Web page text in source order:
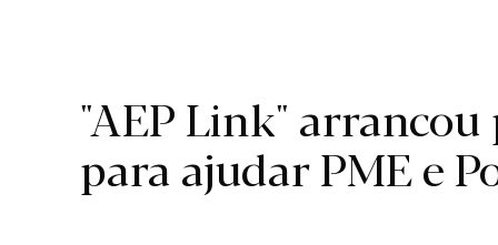
"AEP Link"
para ajudar PME e